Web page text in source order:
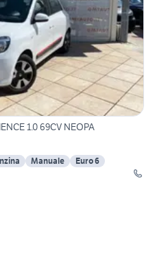
1.0 69CV NEOPA
Manuale
Euro 6